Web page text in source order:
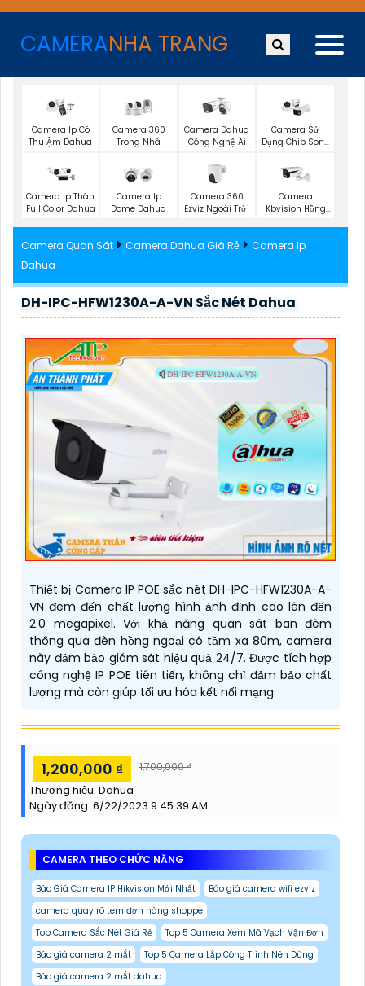
CAMERANHA TRANG
Camera Ip Có
Thu Ậm Dahua
Camera 360
Trong Nhà
Camera Dahua
Công Nghệ Ai
Camera Sử
Dụng Chip Sony
Camera Ip Thân
Full Color Dahua
Camera Ip
Dome Dahua
Camera 360
Ezviz Ngoài Trời
Camera
Kbvision Hồng
Camera Quan Sát Camera Dahua Giá Rẻ
Camera Ip
Dahua
DH-IPC-HFW1230A-A-VN Sắc Nét Dahua
Thiết bị Camera IP POE sắc nét DH-IPC-HFW1230A-A-
VN đem đến chất lượng hình ảnh đỉnh cao lên đến
2.0 megapixel. Với khả năng quan sát ban đêm
thông qua đèn hồng ngoại có tầm xa 80m, camera
này đảm bảo giám sát hiệu quả 24/7. Được tích hợp
công nghệ IP POE tiên tiến, không chỉ đảm bảo chất
lượng mà còn giúp tối ưu hóa kết nối mạng
1,200,000 ₫ 1,700,000 ₫
Thương hiệu: Dahua
Ngày đăng: 6/22/2023 9:45:39 AM
CAMERA THEO CHỨC NĂNG
Báo Giá Camera IP Hikvision Mới Nhất
Báo giá camera wifi ezviz
camera quay rõ tem đơn hàng shoppe
Top Camera Sắc Nét Giá Rẻ
Top 5 Camera Xem Mã Vạch Vận Đơn
Báo giá camera 2 mắt
Top 5 Camera Lắp Công Trình Nên Dùng
Báo giá camera 2 mắt dahua